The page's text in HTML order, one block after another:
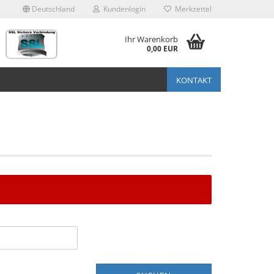
Deutschland Kundenlogin Merkzettel
Ihr Warenkorb
0,00 EUR
KONTAKT